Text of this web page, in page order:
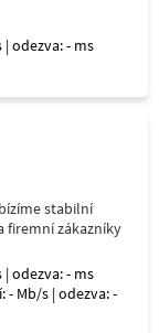
odezva: - ms
stabilní
firemní zákazníky
odezva: - ms
- Mb/s | odezva: -